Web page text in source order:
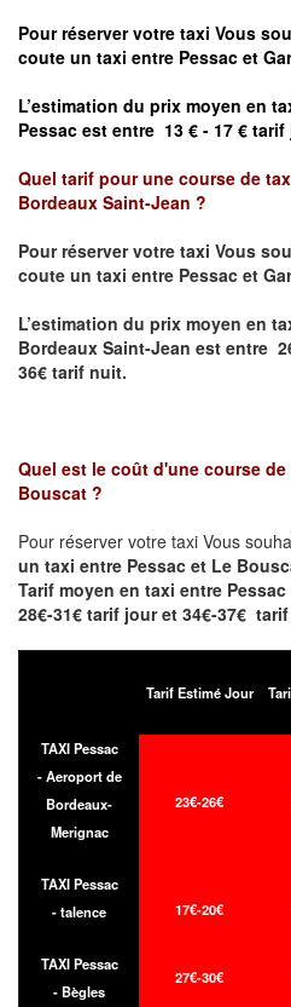
Pour réserver votre taxi Vous
coute un taxi entre Pessac et
L’estimation du prix moyen en
Pessac est entre 13 € - 17 €
Quel tarif pour une course de
Bordeaux Saint-Jean ?
Pour réserver votre taxi Vous
coute un taxi entre Pessac et
L’estimation du prix moyen en
Bordeaux Saint-Jean est entre
36€ tarif nuit.
Quel est le coût d'une course
Bouscat ?
Pour réserver votre taxi Vous
un taxi entre Pessac et Le
Tarif moyen en taxi entre
28€-31€ tarif jour et 34€-37€
Tarif Estimé Jour
TAXI Pessac
- Aeroport de
Bordeaux-
Merignac
23€-26€
TAXI Pessac
- talence
17€-20€
TAXI Pessac
- Bègles
27€-30€